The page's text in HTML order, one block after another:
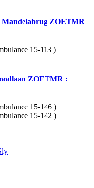
Mandelabrug ZOETMR
15-113 )
ZOETMR :
15-146 )
15-142 )